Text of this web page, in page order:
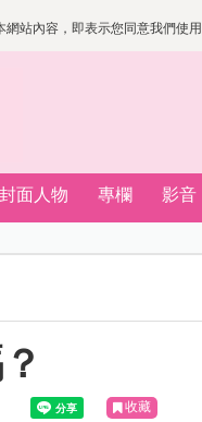
站內容，即表示您同意我們使
封面人物 專欄 影音
收藏